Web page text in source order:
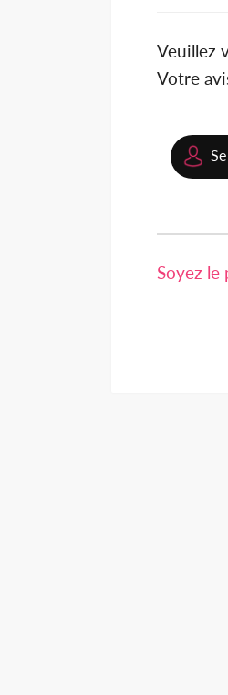
Veuillez
Votre
Soyez le